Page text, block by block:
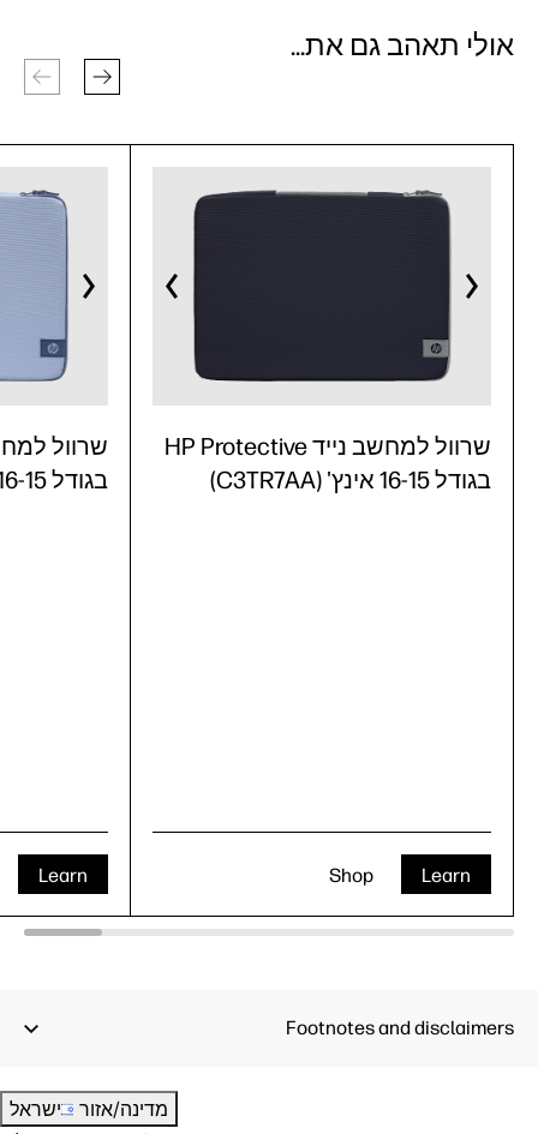
אולי תאהב גם את...
בגודל 16-15 אינץ' (C3TR6AA)
Learn
שרוול למחשב נייד HP Protective
בגודל 16-15 אינץ' (C3TR7AA)
Learn
Shop
Footnotes and disclaimers
מדינה/אזור
ישראל